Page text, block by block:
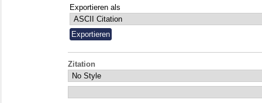
Exportieren als
Zitation